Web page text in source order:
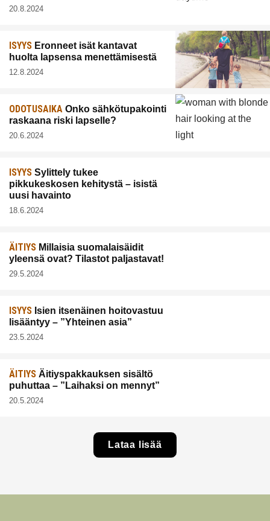
20.8.2024
ISYYS Eronneet isät kantavat
huolta lapsensa menettämisestä
12.8.2024
ODOTUSAIKA Onko sähkötupakointi
raskaana riski lapselle?
20.6.2024
ISYYS Sylittely tukee
pikkukeskosen kehitystä – isistä
uusi havainto
18.6.2024
ÄITIYS Millaisia suomalaisäidit
yleensä ovat? Tilastot paljastavat!
29.5.2024
ISYYS Isien itsenäinen hoitovastuu
lisääntyy – ”Yhteinen asia”
23.5.2024
ÄITIYS Äitiyspakkauksen sisältö
puhuttaa – ”Laihaksi on mennyt”
20.5.2024
Lataa lisää